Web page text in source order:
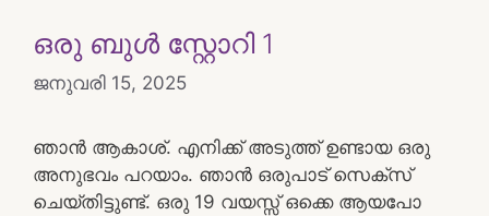
ഒരു ബുൾ സ്റ്റോറി 1
ജനുവരി 15, 2025
ഞാൻ ആകാശ്. എനിക്ക് അടുത്ത് ഉണ്ടായ ഒരു
അനുഭവം പറയാം. ഞാൻ ഒരുപാട് സെക്സ്
ചെയ്തിട്ടുണ്ട്. ഒരു 19 വയസ്സ് ഒക്കെ ആയപോ